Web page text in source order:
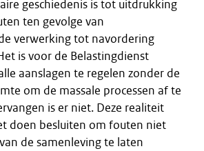
geschiedenis is tot uitdrukking
ten gevolge van
verwerking tot navordering
is voor de Belastingdienst
aanslagen te regelen zonder de
om de massale processen af te
is er niet. Deze realiteit
doen besluiten om fouten niet
de samenleving te laten